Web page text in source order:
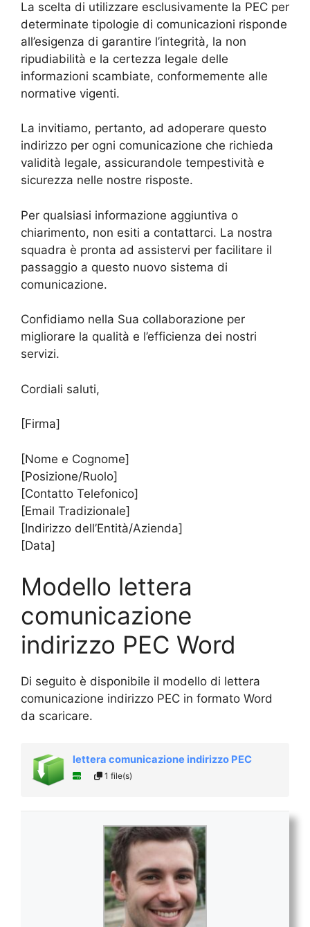
La scelta di utilizzare esclusivamente la PEC per
determinate tipologie di comunicazioni risponde
all’esigenza di garantire l’integrità, la non
ripudiabilità e la certezza legale delle
informazioni scambiate, conformemente alle
normative vigenti.
La invitiamo, pertanto, ad adoperare questo
indirizzo per ogni comunicazione che richieda
validità legale, assicurandole tempestività e
sicurezza nelle nostre risposte.
Per qualsiasi informazione aggiuntiva o
chiarimento, non esiti a contattarci. La nostra
squadra è pronta ad assistervi per facilitare il
passaggio a questo nuovo sistema di
comunicazione.
Confidiamo nella Sua collaborazione per
migliorare la qualità e l’efficienza dei nostri
servizi.
Cordiali saluti,
[Firma]
[Nome e Cognome]
[Posizione/Ruolo]
[Contatto Telefonico]
[Email Tradizionale]
[Indirizzo dell’Entità/Azienda]
[Data]
Modello lettera
comunicazione
indirizzo PEC Word
Di seguito è disponibile il modello di lettera
comunicazione indirizzo PEC in formato Word
da scaricare.
lettera comunicazione indirizzo PEC
1 file(s)